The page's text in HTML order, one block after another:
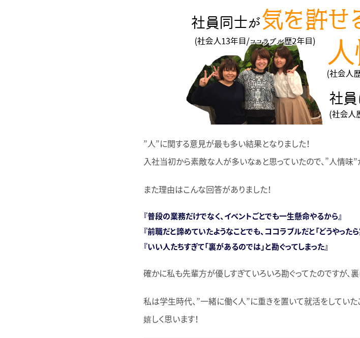
”人”に関する意見が最も多い結果となりました！
入社当初から素敵な人が多いなぁと思っていたので、”人情味”
また理由はこんな回答がありました！
『普段の業務だけでなく、イベントごとでも一生懸命やるから』
『前職だと諦めていたようなことでも、ココラブルだと「どうやった
『いい人たちすぎて「裏があるのでは」と勘ぐってしまった』
確かに私も先輩方が優しすぎていろいろ勘ぐってたのですが、
私は学生時代、”一緒に働く人”に重きを置いて就活をしてい
嬉しく思います！